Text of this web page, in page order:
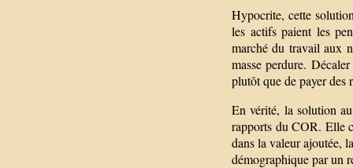
Hypocrite, cette
les actifs paient les
marché du travail aux
masse perdure.
plutôt que de payer des
En vérité, la solution
rapports du COR. Elle
dans la valeur ajoutée,
démographique par un